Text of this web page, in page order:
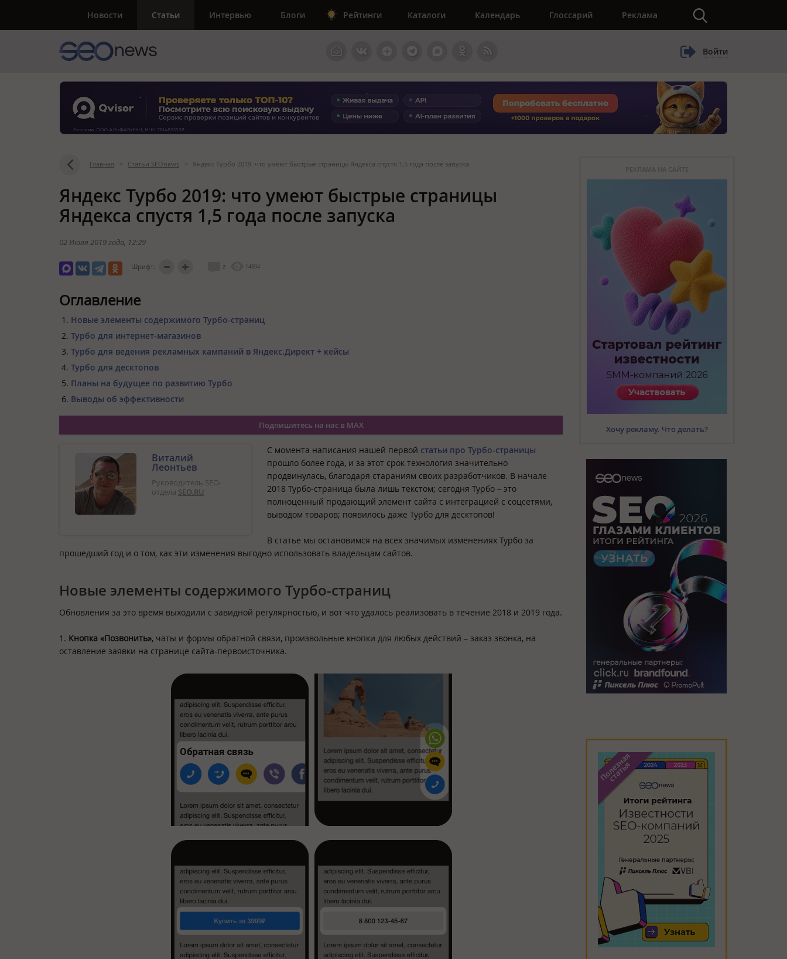
Новости Статьи Интервью Блоги Рейтинги Каталоги Календарь Глоссарий Реклама
Войти
Главная > Статьи SEOnews > Яндекс Турбо 2019: что умеют быстрые страницы Яндекса спустя 1,5 года после запуска
Яндекс Турбо 2019: что умеют быстрые страницы
Яндекса спустя 1,5 года после запуска
02 Июля 2019 года , 12:29
Шрифт: 2 14804
Оглавление
Новые элементы содержимого Турбо-страниц
Турбо для интернет-магазинов
Турбо для ведения рекламных кампаний в Яндекс.Директ + кейсы
Турбо для десктопов
Планы на будущее по развитию Турбо
Выводы об эффективности
Подпишитесь на нас в MAX
Виталий
Леонтьев
Руководитель SEO-
отдела SEO.RU
С момента написания нашей первой статьи про Турбо-страницы
прошло более года, и за этот срок технология значительно
продвинулась, благодаря стараниям своих разработчиков. В начале
2018 Турбо-страница была лишь текстом; сегодня Турбо – это
полноценный продающий элемент сайта с интеграцией с соцсетями,
выводом товаров; появилось даже Турбо для десктопов!
В статье мы остановимся на всех значимых изменениях Турбо за
прошедший год и о том, как эти изменения выгодно использовать владельцам сайтов.
Новые элементы содержимого Турбо-страниц
Обновления за это время выходили с завидной регулярностью, и вот что удалось реализовать в течение 2018 и 2019 года.
1. Кнопка «Позвонить», чаты и формы обратной связи, произвольные кнопки для любых действий – заказ звонка, на
оставление заявки на странице сайта-первоисточника.
РЕКЛАМА НА САЙТЕ
Хочу рекламу. Что делать?